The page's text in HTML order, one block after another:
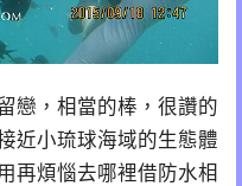
戀，相當的棒，很讚的
近小琉球海域的生態體
再煩惱去哪裡借防水相